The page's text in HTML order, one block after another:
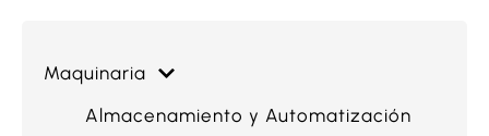
Maquinaria
Almacenamiento y Automatización